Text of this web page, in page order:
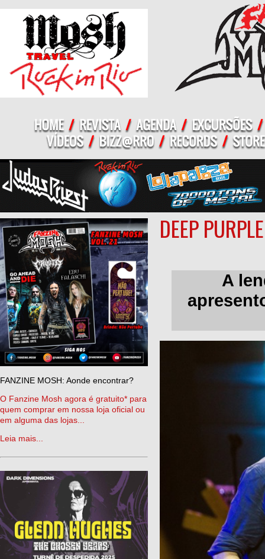
FANZINE MOSH: Aonde encontrar?
O Fanzine Mosh agora é gratuito* para
quem comprar em nossa loja oficial ou
em alguma das lojas...
Leia mais...
DEEP
A